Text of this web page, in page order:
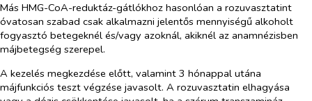
Más HMG-CoA-reduktáz-gátlókhoz hasonlóan a rozuvasztatint
óvatosan szabad csak alkalmazni jelentős mennyiségű alkoholt
fogyasztó betegeknél és/vagy azoknál, akiknél az anamnézisben
májbetegség szerepel.
A kezelés megkezdése előtt, valamint 3 hónappal utána
májfunkciós teszt végzése javasolt. A rozuvasztatin elhagyása